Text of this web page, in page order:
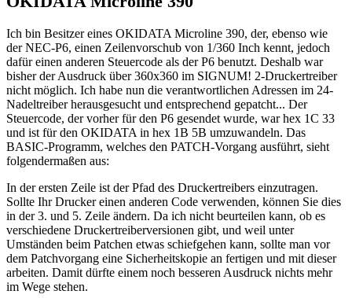
Ich bin Besitzer eines OKIDATA Microline 390, der, ebenso wie
der NEC-P6, einen Zeilenvorschub von 1/360 Inch kennt, jedoch
dafür einen anderen Steuercode als der P6 benutzt. Deshalb war
bisher der Ausdruck über 360x360 im SIGNUM! 2-Druckertreiber
nicht möglich. Ich habe nun die verantwortlichen Adressen im 24-
Nadeltreiber herausgesucht und entsprechend gepatcht... Der
Steuercode, der vorher für den P6 gesendet wurde, war hex 1C 33
und ist für den OKIDATA in hex 1B 5B umzuwandeln. Das
BASIC-Programm, welches den PATCH-Vorgang ausführt, sieht
folgendermaßen aus:
In der ersten Zeile ist der Pfad des Druckertreibers einzutragen.
Sollte Ihr Drucker einen anderen Code verwenden, können Sie dies
in der 3. und 5. Zeile ändern. Da ich nicht beurteilen kann, ob es
verschiedene Druckertreiberversionen gibt, und weil unter
Umständen beim Patchen etwas schiefgehen kann, sollte man vor
dem Patchvorgang eine Sicherheitskopie an fertigen und mit dieser
arbeiten. Damit dürfte einem noch besseren Ausdruck nichts mehr
im Wege stehen.